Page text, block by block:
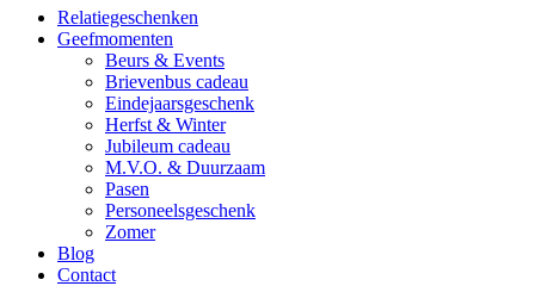
Relatiegeschenken
Geefmomenten
Beurs & Events
Brievenbus cadeau
Eindejaarsgeschenk
Herfst & Winter
Jubileum cadeau
M.V.O. & Duurzaam
Pasen
Personeelsgeschenk
Zomer
Blog
Contact